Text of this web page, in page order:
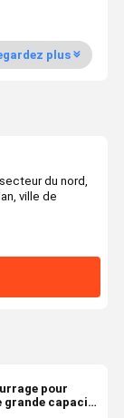
plus
du nord,
ville de
pour
grande capacité